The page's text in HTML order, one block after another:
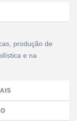
produção de
e na